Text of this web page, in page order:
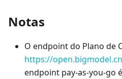
Notas
O endpoint do Plano de
https://
endpoint pay-as-you-go é